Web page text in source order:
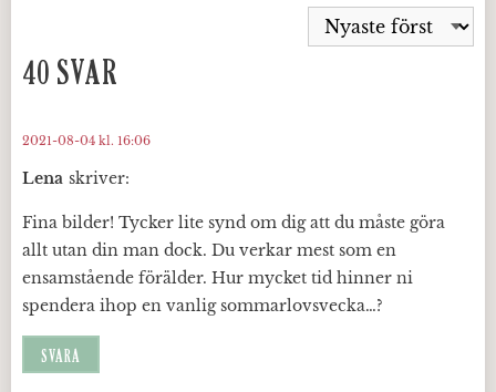
40 SVAR
Lena skriver:
2021-08-04 kl. 16:06
Fina bilder! Tycker lite synd om dig att du måste göra
allt utan din man dock. Du verkar mest som en
ensamstående förälder. Hur mycket tid hinner ni
spendera ihop en vanlig sommarlovsvecka…?
SVARA